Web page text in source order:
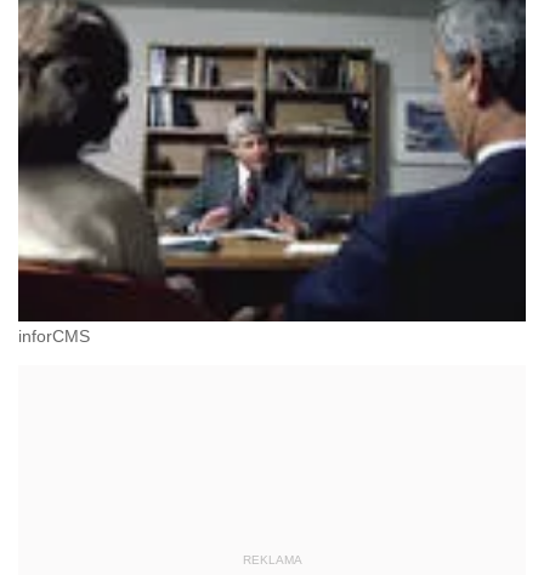
inforCMS